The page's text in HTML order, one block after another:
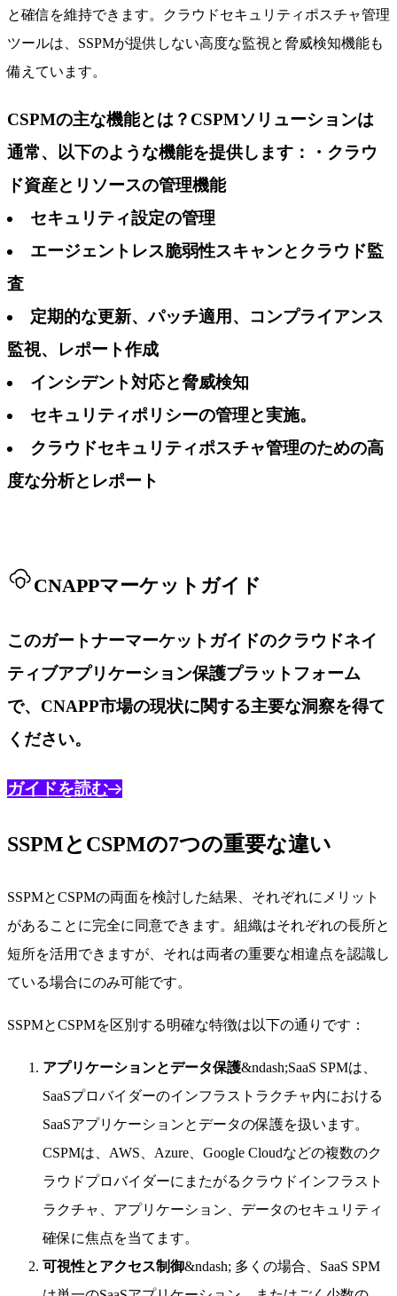
と確信を維持できます。クラウドセキュリティポスチャ管理
ツールは、SSPMが提供しない高度な監視と脅威検知機能も
備えています。
CSPMの主な機能とは？CSPMソリューションは
通常、以下のような機能を提供します：・クラウ
ド資産とリソースの管理機能
セキュリティ設定の管理
エージェントレス脆弱性スキャンとクラウド監
査
定期的な更新、パッチ適用、コンプライアンス
監視、レポート作成
インシデント対応と脅威検知
セキュリティポリシーの管理と実施。
クラウドセキュリティポスチャ管理のための高
度な分析とレポート
CNAPPマーケットガイド
このガートナーマーケットガイドのクラウドネイ
ティブアプリケーション保護プラットフォーム
で、CNAPP市場の現状に関する主要な洞察を得て
ください。
ガイドを読む
SSPMとCSPMの7つの重要な違い
SSPMとCSPMの両面を検討した結果、それぞれにメリット
があることに完全に同意できます。組織はそれぞれの長所と
短所を活用できますが、それは両者の重要な相違点を認識し
ている場合にのみ可能です。
SSPMとCSPMを区別する明確な特徴は以下の通りです：
アプリケーションとデータ保護&ndash;SaaS SPMは、
SaaSプロバイダーのインフラストラクチャ内における
SaaSアプリケーションとデータの保護を扱います。
CSPMは、AWS、Azure、Google Cloudなどの複数のク
ラウドプロバイダーにまたがるクラウドインフラスト
ラクチャ、アプリケーション、データのセキュリティ
確保に焦点を当てます。
可視性とアクセス制御&ndash; 多くの場合、SaaS SPM